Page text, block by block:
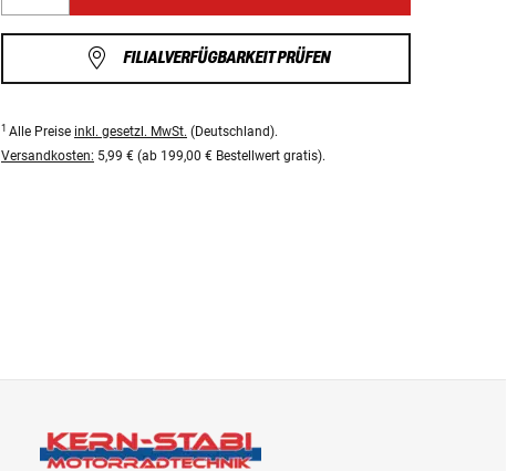
FILIALVERFÜGBARKEIT PRÜFEN
1 Alle Preise inkl. gesetzl. MwSt. (Deutschland).
Versandkosten: 5,99 € (ab 199,00 € Bestellwert gratis).